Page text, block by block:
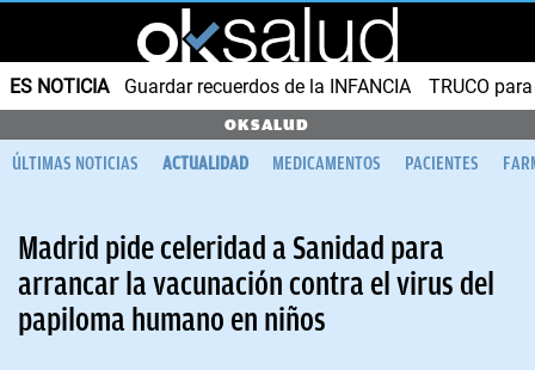
ES NOTICIA Guardar recuerdos de la INFANCIA TRUCO
OKSALUD
ÚLTIMAS NOTICIAS ACTUALIDAD MEDICAMENTOS PACIENTES
Madrid pide celeridad a Sanidad para
arrancar la vacunación contra el virus del
papiloma humano en niños